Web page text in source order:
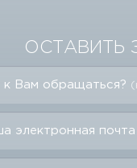
ОСТАВИТЬ
к Вам обращаться?
электронная почта